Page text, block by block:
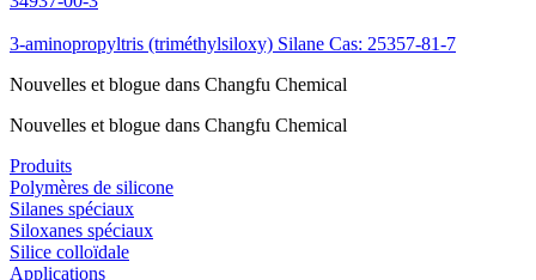
3-aminopropyltris (triméthylsiloxy) Silane Cas: 25357-81-7
Nouvelles et blogue dans Changfu Chemical
Nouvelles et blogue dans Changfu Chemical
Produits
Polymères de silicone
Silanes spéciaux
Siloxanes spéciaux
Silice colloïdale
Applications